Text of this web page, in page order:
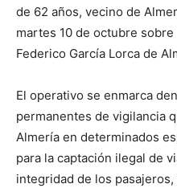
de 62 años, vecino de
martes 10 de octubre
Federico García Lorca de
El operativo se enmarca
permanentes de vigilancia
Almería en determinados
para la captación ilegal de
integridad de los